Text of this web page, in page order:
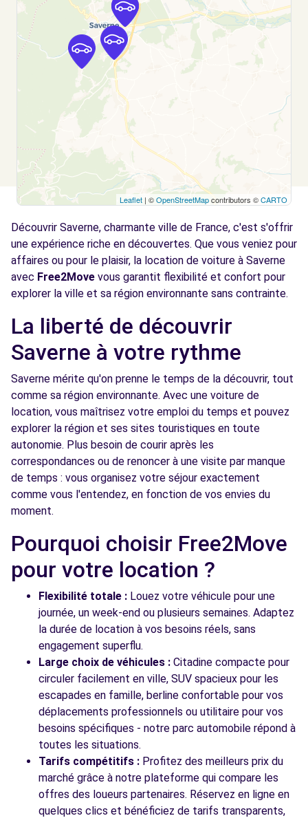
DETTWILLER, 67490
Voir l'agence
Leaflet | ©OpenStreetMapcontributors ©CARTO
Découvrir Saverne, charmante ville de France, c'est s'offrir
une expérience riche en découvertes. Que vous veniez pour
affaires ou pour le plaisir, la location de voiture à Saverne
avec Free2Move vous garantit flexibilité et confort pour
explorer la ville et sa région environnante sans contrainte.
La liberté de découvrir
Saverne à votre rythme
Saverne mérite qu'on prenne le temps de la découvrir, tout
comme sa région environnante. Avec une voiture de
location, vous maîtrisez votre emploi du temps et pouvez
explorer la région et ses sites touristiques en toute
autonomie. Plus besoin de courir après les
correspondances ou de renoncer à une visite par manque
de temps : vous organisez votre séjour exactement
comme vous l'entendez, en fonction de vos envies du
moment.
Pourquoi choisir Free2Move
pour votre location ?
Flexibilité totale : Louez votre véhicule pour une
journée, un week-end ou plusieurs semaines. Adaptez
la durée de location à vos besoins réels, sans
engagement superflu.
Large choix de véhicules : Citadine compacte pour
circuler facilement en ville, SUV spacieux pour les
escapades en famille, berline confortable pour vos
déplacements professionnels ou utilitaire pour vos
besoins spécifiques - notre parc automobile répond à
toutes les situations.
Tarifs compétitifs : Profitez des meilleurs prix du
marché grâce à notre plateforme qui compare les
offres des loueurs partenaires. Réservez en ligne en
quelques clics et bénéficiez de tarifs transparents,